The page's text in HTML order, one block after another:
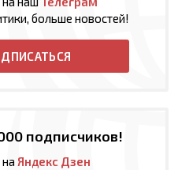
больше новостей!
подписчиков!
Яндекс Дзен